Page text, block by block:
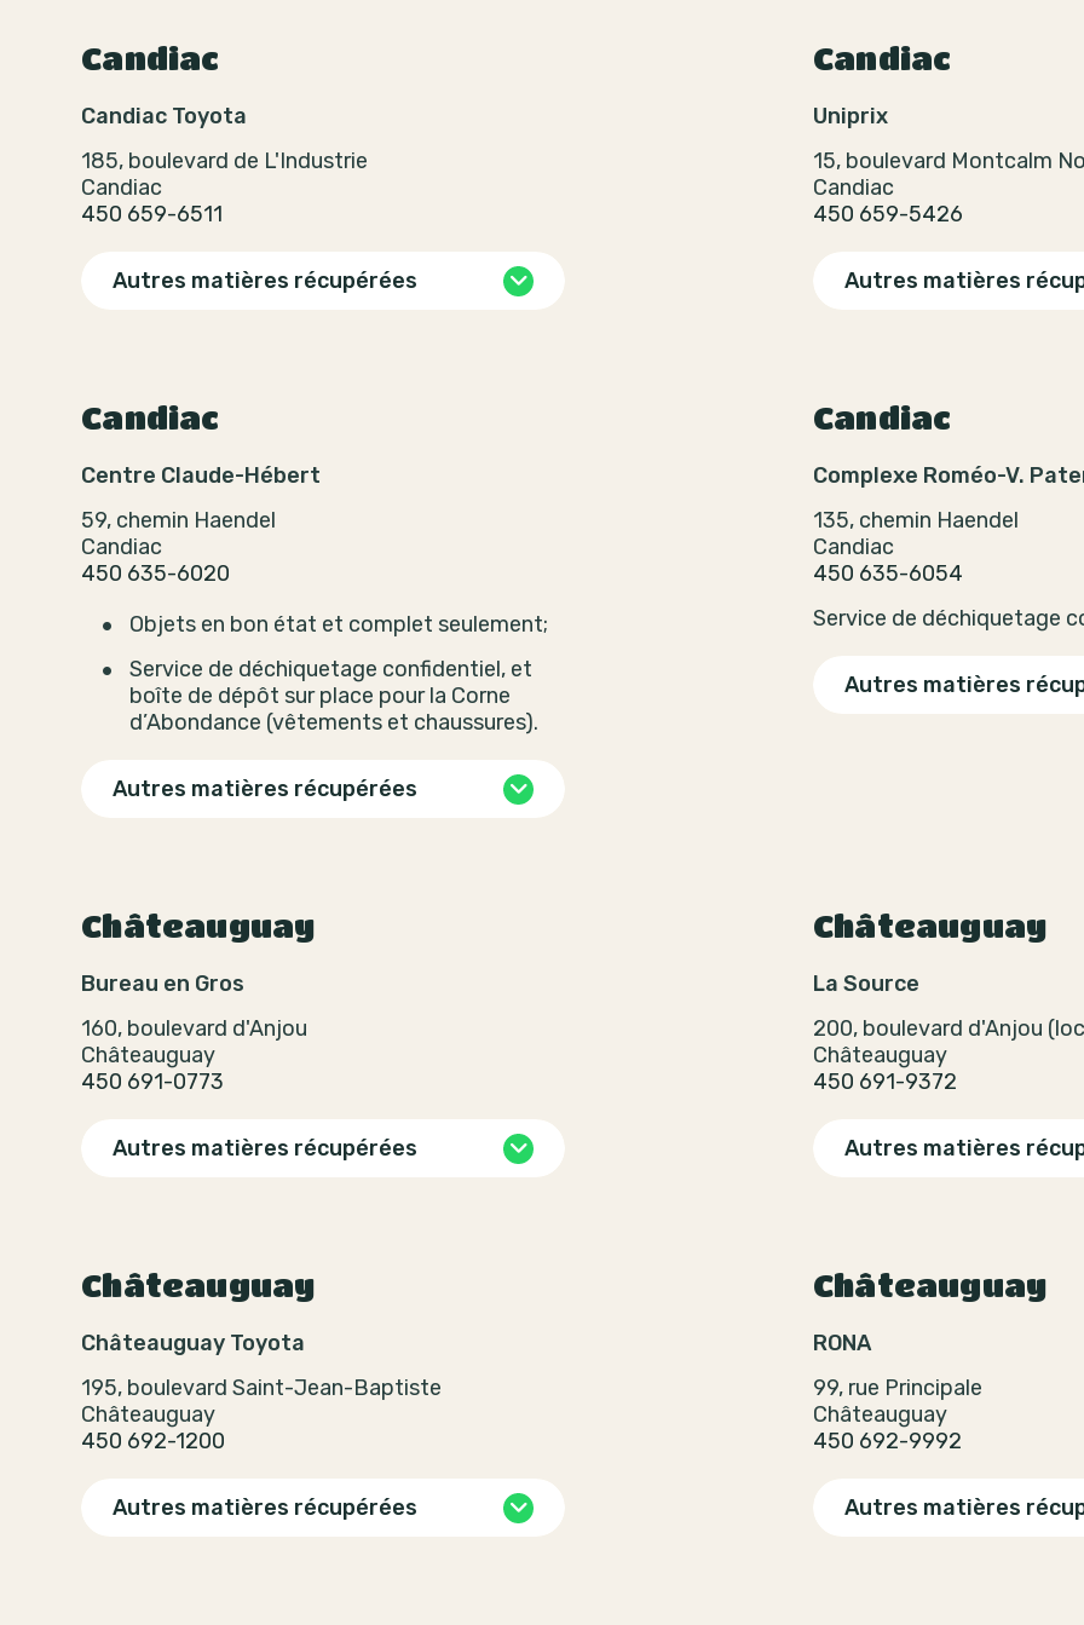
Candiac
Candiac Toyota
185, boulevard de L'Industrie
Candiac
450 659-6511
Autres matières récupérées
Candiac
Uniprix
15, boulevard Montcalm
Candiac
450 659-5426
Autres matières
Candiac
Centre Claude-Hébert
59, chemin Haendel
Candiac
450 635-6020
Objets en bon état et complet seulement;
Service de déchiquetage confidentiel, et
boîte de dépôt sur place pour la Corne
d’Abondance (vêtements et chaussures).
Autres matières récupérées
Candiac
Complexe Roméo-V.
135, chemin Haendel
Candiac
450 635-6054
Service de déchiquetage
Autres matières
Châteauguay
Bureau en Gros
160, boulevard d'Anjou
Châteauguay
450 691-0773
Autres matières récupérées
Châteauguay
La Source
200, boulevard d'Anjou
Châteauguay
450 691-9372
Autres matières
Châteauguay
Châteauguay Toyota
195, boulevard Saint-Jean-Baptiste
Châteauguay
450 692-1200
Autres matières récupérées
Châteauguay
RONA
99, rue Principale
Châteauguay
450 692-9992
Autres matières